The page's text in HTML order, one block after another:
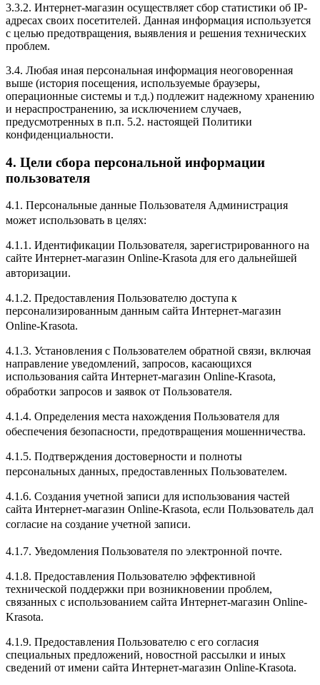
3.3.2. Интернет-магазин осуществляет сбор статистики об IP-
адресах своих посетителей. Данная информация используется
с целью предотвращения, выявления и решения технических
проблем.
3.4. Любая иная персональная информация неоговоренная
выше (история посещения, используемые браузеры,
операционные системы и т.д.) подлежит надежному хранению
и нераспространению, за исключением случаев,
предусмотренных в п.п. 5.2. настоящей Политики
конфиденциальности.
4. Цели сбора персональной информации
пользователя
4.1. Персональные данные Пользователя Администрация
может использовать в целях:
4.1.1. Идентификации Пользователя, зарегистрированного на
сайте Интернет-магазин Online-Krasota для его дальнейшей
авторизации.
4.1.2. Предоставления Пользователю доступа к
персонализированным данным сайта Интернет-магазин
Online-Krasota.
4.1.3. Установления с Пользователем обратной связи, включая
направление уведомлений, запросов, касающихся
использования сайта Интернет-магазин Online-Krasota,
обработки запросов и заявок от Пользователя.
4.1.4. Определения места нахождения Пользователя для
обеспечения безопасности, предотвращения мошенничества.
4.1.5. Подтверждения достоверности и полноты
персональных данных, предоставленных Пользователем.
4.1.6. Создания учетной записи для использования частей
сайта Интернет-магазин Online-Krasota, если Пользователь дал
согласие на создание учетной записи.
4.1.7. Уведомления Пользователя по электронной почте.
4.1.8. Предоставления Пользователю эффективной
технической поддержки при возникновении проблем,
связанных с использованием сайта Интернет-магазин Online-
Krasota.
4.1.9. Предоставления Пользователю с его согласия
специальных предложений, новостной рассылки и иных
сведений от имени сайта Интернет-магазин Online-Krasota.